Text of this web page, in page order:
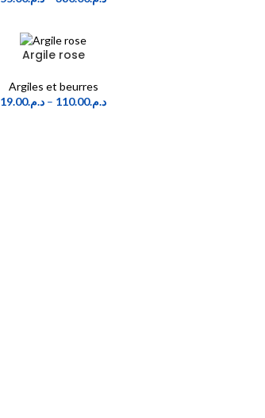
Argile rose
Argiles et beurres
د.م.19.00 – د.م.110.00